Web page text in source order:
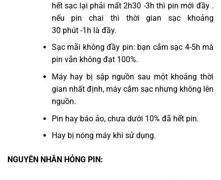
hết sạc lại phải mất 2h30 -3h thì pin mới đầy .
nếu pin chai thì thời gian sạc khoảng
30 phút -1h là đầy.
Sạc mãi không đầy pin: bạn cắm sạc 4-5h mà
pin vẫn không đạt 100%.
Máy hay bị sập nguồn sau một khoảng thời
gian nhất định, máy cắm sạc nhưng không lên
nguồn.
Pin hay báo ảo, chưa dưới 10% đã hết pin.
Hay bị nóng máy khi sử dụng.
NGUYÊN NHÂN HỎNG PIN: